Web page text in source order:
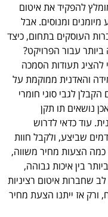
להפקיד את איטום
ומנוסים. אבל
העוסקים בתחום, כיצד
עבור הפרויקט?
להציג תעודות הסמכה
והאדנית ממוקמת על
לגבי סוגי חומרי
נושאים תו תקן
עוד כדאי לדרוש
שביצע, ולקבל חוות
כמה הצעות מחיר משווה,
בין איכות גבוהה,
שחברות איטום רציניות
ורק אז ייתנו הצעת מחיר